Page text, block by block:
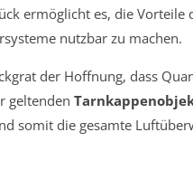
ermöglicht es, die Vorteile
nutzbar zu machen.
der Hoffnung, dass
geltenden
somit die gesamte